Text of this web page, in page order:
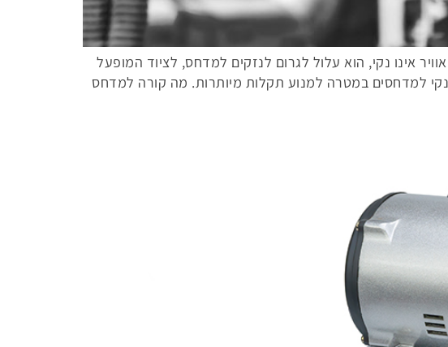
אינו נקי, הוא עלול לגרום לנזקים למדחס, לציוד המופעל
למדחסים במטרה למנוע תקלות מיותרות. מה קורה למדחס